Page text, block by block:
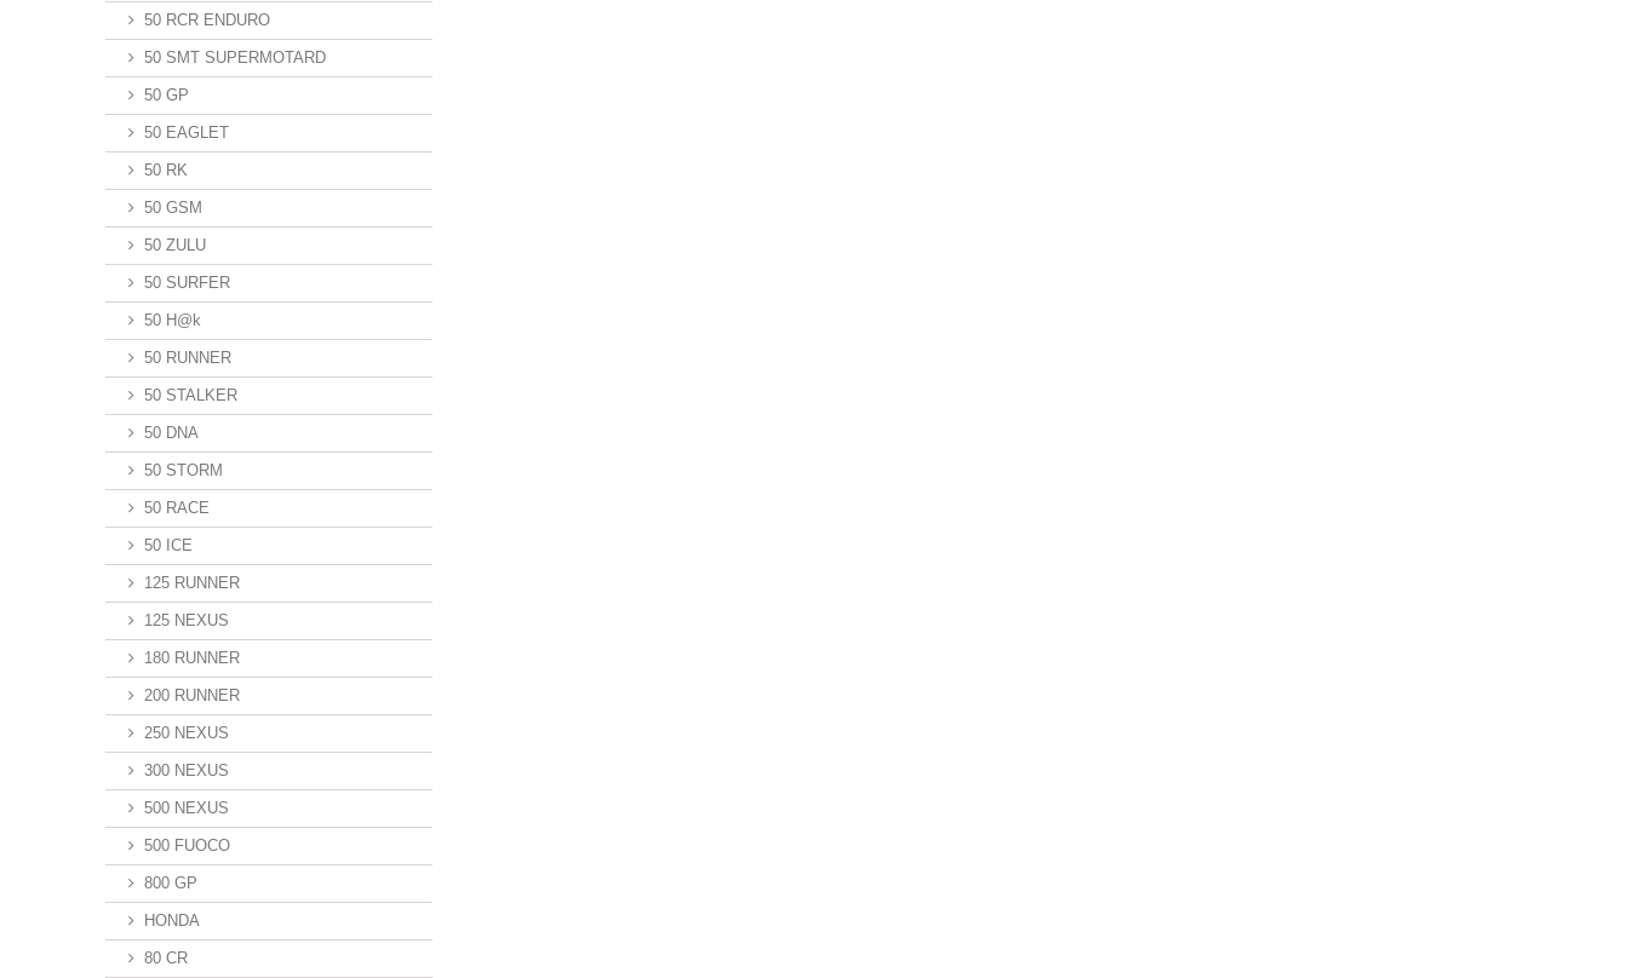
50 RCR ENDURO
50 SMT SUPERMOTARD
50 GP
50 EAGLET
50 RK
50 GSM
50 ZULU
50 SURFER
50 H@k
50 RUNNER
50 STALKER
50 DNA
50 STORM
50 RACE
50 ICE
125 RUNNER
125 NEXUS
180 RUNNER
200 RUNNER
250 NEXUS
300 NEXUS
500 NEXUS
500 FUOCO
800 GP
HONDA
80 CR